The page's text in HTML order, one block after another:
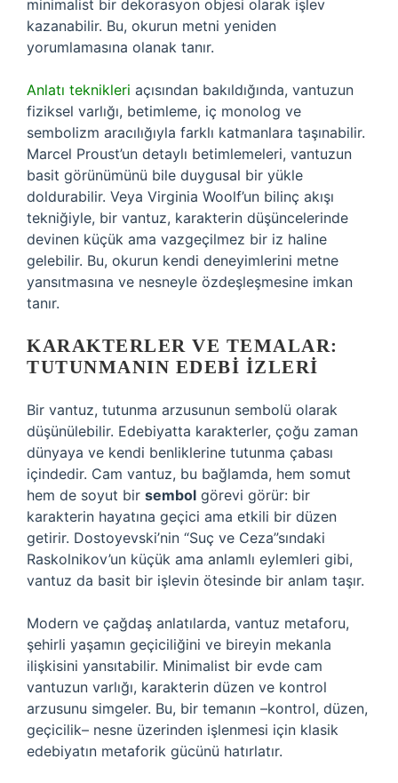
minimalist bir dekorasyon objesi olarak işlev
kazanabilir. Bu, okurun metni yeniden
yorumlamasına olanak tanır.
Anlatı teknikleri açısından bakıldığında, vantuzun
fiziksel varlığı, betimleme, iç monolog ve
sembolizm aracılığıyla farklı katmanlara taşınabilir.
Marcel Proust’un detaylı betimlemeleri, vantuzun
basit görünümünü bile duygusal bir yükle
doldurabilir. Veya Virginia Woolf’un bilinç akışı
tekniğiyle, bir vantuz, karakterin düşüncelerinde
devinen küçük ama vazgeçilmez bir iz haline
gelebilir. Bu, okurun kendi deneyimlerini metne
yansıtmasına ve nesneyle özdeşleşmesine imkan
tanır.
KARAKTERLER VE TEMALAR:
TUTUNMANIN EDEBI İZLERI
Bir vantuz, tutunma arzusunun sembolü olarak
düşünülebilir. Edebiyatta karakterler, çoğu zaman
dünyaya ve kendi benliklerine tutunma çabası
içindedir. Cam vantuz, bu bağlamda, hem somut
hem de soyut bir sembol görevi görür: bir
karakterin hayatına geçici ama etkili bir düzen
getirir. Dostoyevski’nin “Suç ve Ceza”sındaki
Raskolnikov’un küçük ama anlamlı eylemleri gibi,
vantuz da basit bir işlevin ötesinde bir anlam taşır.
Modern ve çağdaş anlatılarda, vantuz metaforu,
şehirli yaşamın geçiciliğini ve bireyin mekanla
ilişkisini yansıtabilir. Minimalist bir evde cam
vantuzun varlığı, karakterin düzen ve kontrol
arzusunu simgeler. Bu, bir temanın –kontrol, düzen,
geçicilik– nesne üzerinden işlenmesi için klasik
edebiyatın metaforik gücünü hatırlatır.